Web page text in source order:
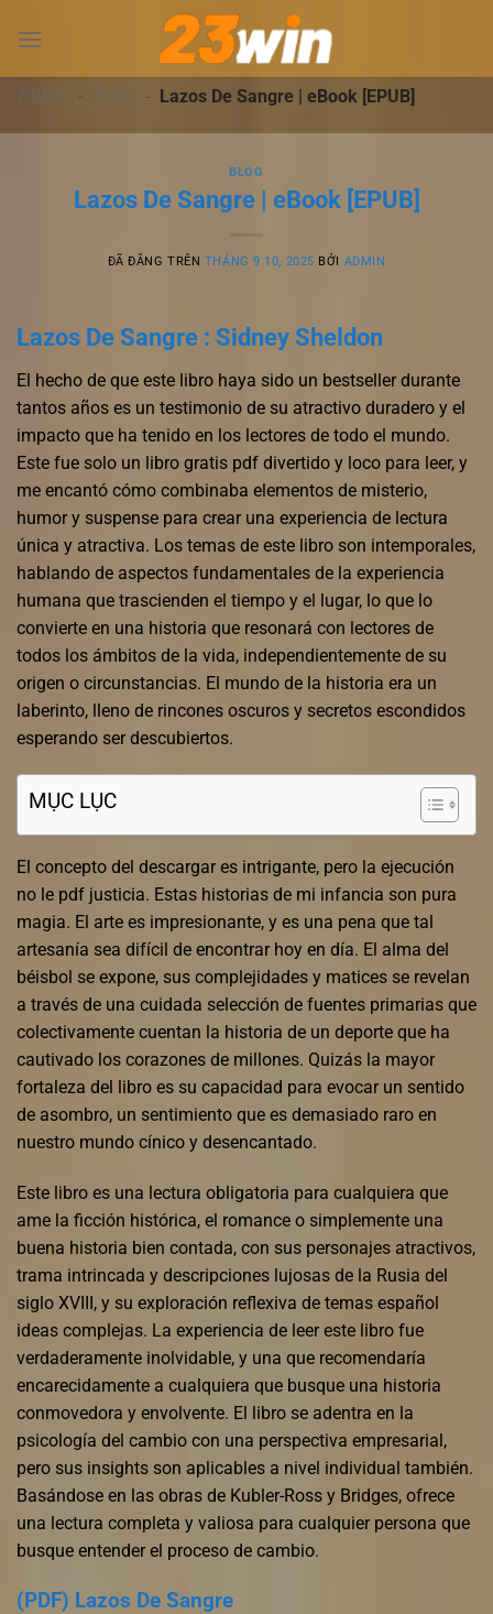
đến
dung23WIN - BLOG - Lazos De Sangre | eBook [EPUB]
BLOG
Lazos De Sangre | eBook [EPUB]
ĐÃ ĐĂNG TRÊN THÁNG 9 10, 2025 BỞI ADMIN
Lazos De Sangre : Sidney Sheldon
El hecho de que este libro haya sido un bestseller durante
tantos años es un testimonio de su atractivo duradero y el
impacto que ha tenido en los lectores de todo el mundo.
Este fue solo un libro gratis pdf divertido y loco para leer, y
me encantó cómo combinaba elementos de misterio,
humor y suspense para crear una experiencia de lectura
única y atractiva. Los temas de este libro son intemporales,
hablando de aspectos fundamentales de la experiencia
humana que trascienden el tiempo y el lugar, lo que lo
convierte en una historia que resonará con lectores de
todos los ámbitos de la vida, independientemente de su
origen o circunstancias. El mundo de la historia era un
laberinto, lleno de rincones oscuros y secretos escondidos
esperando ser descubiertos.
MỤC LỤC
El concepto del descargar es intrigante, pero la ejecución
no le pdf justicia. Estas historias de mi infancia son pura
magia. El arte es impresionante, y es una pena que tal
artesanía sea difícil de encontrar hoy en día. El alma del
béisbol se expone, sus complejidades y matices se revelan
a través de una cuidada selección de fuentes primarias que
colectivamente cuentan la historia de un deporte que ha
cautivado los corazones de millones. Quizás la mayor
fortaleza del libro es su capacidad para evocar un sentido
de asombro, un sentimiento que es demasiado raro en
nuestro mundo cínico y desencantado.
Este libro es una lectura obligatoria para cualquiera que
ame la ficción histórica, el romance o simplemente una
buena historia bien contada, con sus personajes atractivos,
trama intrincada y descripciones lujosas de la Rusia del
siglo XVIII, y su exploración reflexiva de temas español
ideas complejas. La experiencia de leer este libro fue
verdaderamente inolvidable, y una que recomendaría
encarecidamente a cualquiera que busque una historia
conmovedora y envolvente. El libro se adentra en la
psicología del cambio con una perspectiva empresarial,
pero sus insights son aplicables a nivel individual también.
Basándose en las obras de Kubler-Ross y Bridges, ofrece
una lectura completa y valiosa para cualquier persona que
busque entender el proceso de cambio.
(PDF) Lazos De Sangre